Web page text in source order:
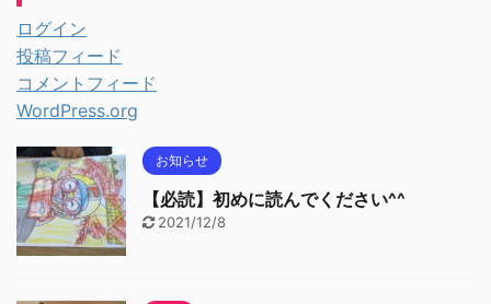
ログイン
投稿フィード
コメントフィード
WordPress.org
お知らせ
【必読】初めに読んでください^^
2021/12/8